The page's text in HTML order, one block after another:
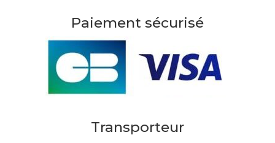
Paiement sécurisé
Transporteur